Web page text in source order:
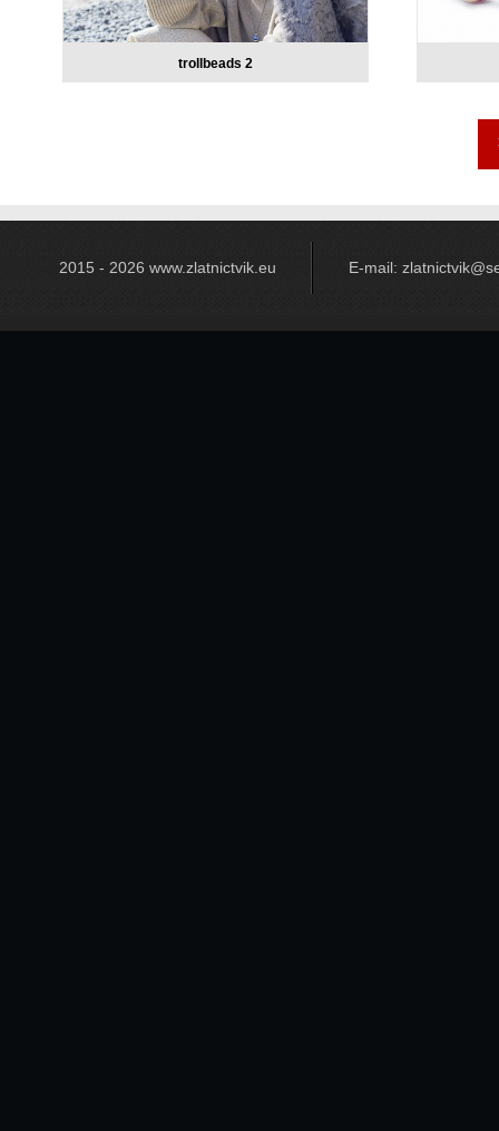
trollbeads 2
2015 - 2026 www.zlatnictvik.eu E-mail: